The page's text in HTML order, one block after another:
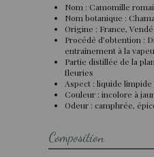
Nom : Camomille
Nom botanique :
Origine : France,
Procédé d’obtention :
entraînement à la
Partie distillée de la
fleuries
Aspect : liquide
Couleur : incolore à
Odeur : camphrée,
Composition